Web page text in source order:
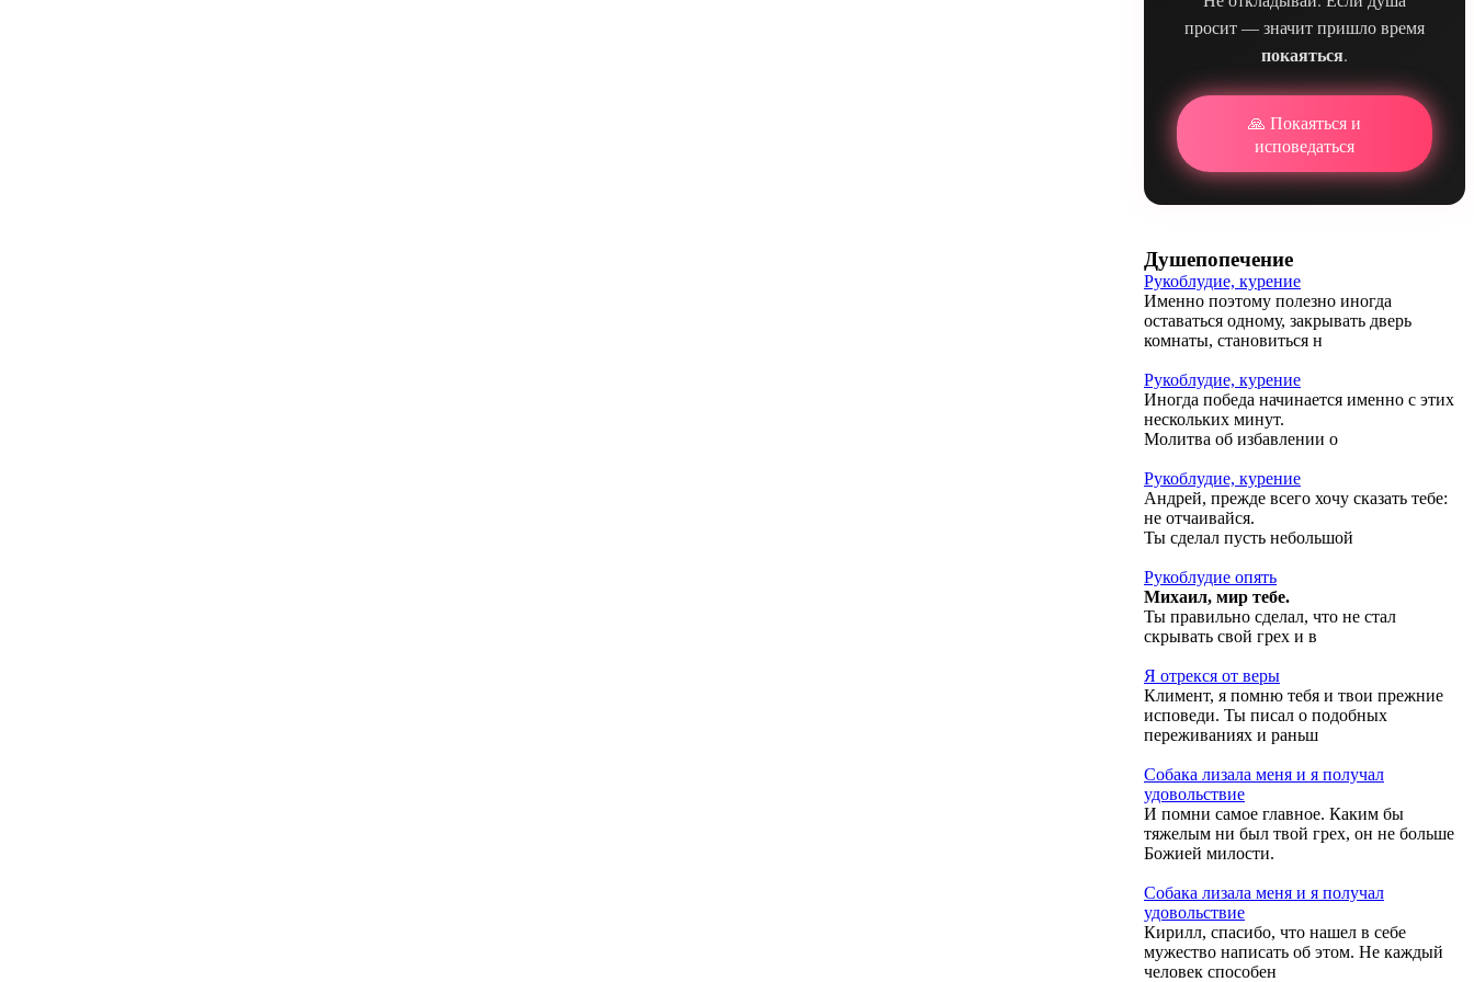
просит — значит пришло время
покаяться.
🙏 Покаяться и
исповедаться
Душепопечение
Рукоблудие, курение
Именно поэтому полезно иногда
оставаться одному, закрывать дверь
комнаты, становиться н
Рукоблудие, курение
Иногда победа начинается именно с этих
нескольких минут.
Молитва об избавлении о
Рукоблудие, курение
Андрей, прежде всего хочу сказать тебе:
не отчаивайся.
Ты сделал пусть небольшой
Рукоблудие опять
Михаил, мир тебе.
Ты правильно сделал, что не стал
скрывать свой грех и в
Я отрекся от веры
Климент, я помню тебя и твои прежние
исповеди. Ты писал о подобных
переживаниях и раньш
Собака лизала меня и я получал
удовольствие
И помни самое главное. Каким бы
тяжелым ни был твой грех, он не больше
Божией милости.
Собака лизала меня и я получал
удовольствие
Кирилл, спасибо, что нашел в себе
мужество написать об этом. Не каждый
человек способен